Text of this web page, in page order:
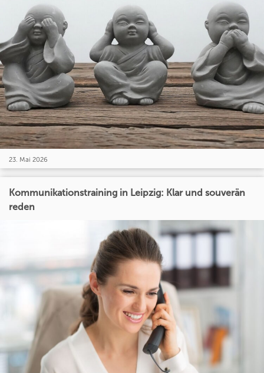
23. Mai 2026
Kommunikationstraining in Leipzig: Klar und souverän
reden